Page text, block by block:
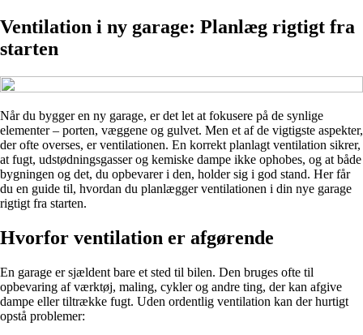
Ventilation i ny garage: Planlæg rigtigt fra
starten
Når du bygger en ny garage, er det let at fokusere på de synlige
elementer – porten, væggene og gulvet. Men et af de vigtigste aspekter,
der ofte overses, er ventilationen. En korrekt planlagt ventilation sikrer,
at fugt, udstødningsgasser og kemiske dampe ikke ophobes, og at både
bygningen og det, du opbevarer i den, holder sig i god stand. Her får
du en guide til, hvordan du planlægger ventilationen i din nye garage
rigtigt fra starten.
Hvorfor ventilation er afgørende
En garage er sjældent bare et sted til bilen. Den bruges ofte til
opbevaring af værktøj, maling, cykler og andre ting, der kan afgive
dampe eller tiltrække fugt. Uden ordentlig ventilation kan der hurtigt
opstå problemer: